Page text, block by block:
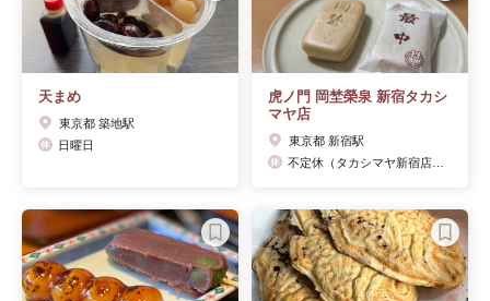
天まめ
東京都 築地駅
日曜日
虎ノ門 岡埜榮泉 新宿タカシ
マヤ店
東京都 新宿駅